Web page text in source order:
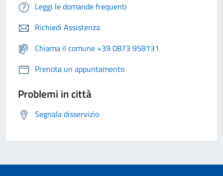
Leggi le domande frequenti
Richiedi Assistenza
Chiama il comune +39 0873 958131
Prenota un appuntamento
Problemi in città
Segnala disservizio